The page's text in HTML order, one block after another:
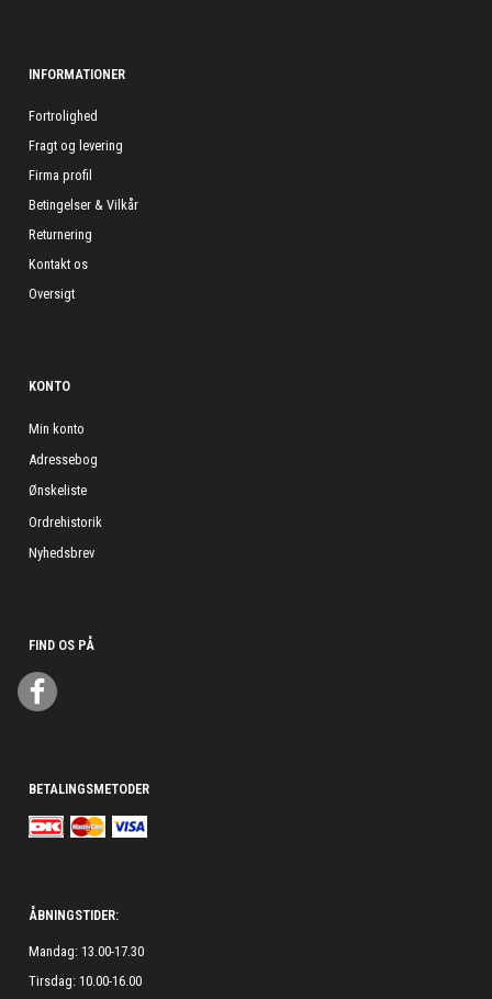
INFORMATIONER
Fortrolighed
Fragt og levering
Firma profil
Betingelser & Vilkår
Returnering
Kontakt os
Oversigt
KONTO
Min konto
Adressebog
Ønskeliste
Ordrehistorik
Nyhedsbrev
FIND OS PÅ
BETALINGSMETODER
ÅBNINGSTIDER:
Mandag: 13.00-17.30
Tirsdag: 10.00-16.00